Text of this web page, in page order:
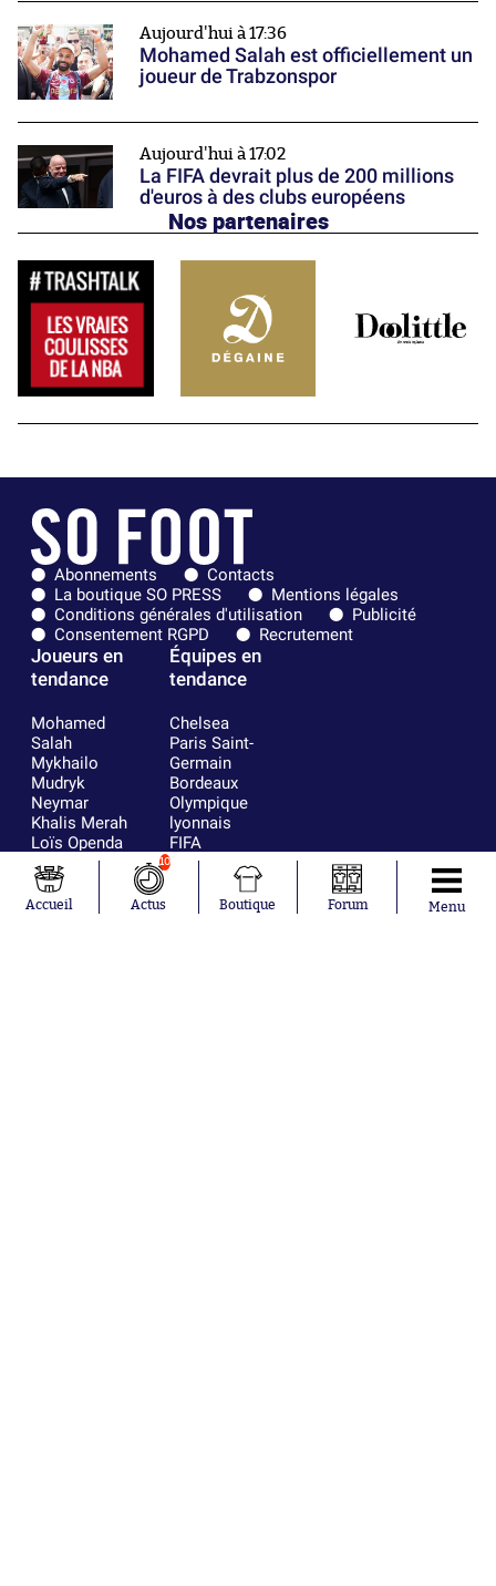
Aujourd'hui à 17:36
Mohamed Salah est officiellement un
joueur de Trabzonspor
Aujourd'hui à 17:02
La FIFA devrait plus de 200 millions
d'euros à des clubs européens
Nos partenaires
Abonnements
Contacts
La boutique SO PRESS
Mentions légales
Conditions générales d'utilisation
Publicité
Consentement RGPD
Recrutement
Joueurs en
tendance
Mohamed
Salah
Mykhailo
Mudryk
Neymar
Khalis Merah
Loïs Openda
Moussa
Niakhaté
Nicolás
Équipes en
tendance
Chelsea
Paris Saint-
Germain
Bordeaux
Olympique
lyonnais
FIFA
Real Madrid
RC Strasbourg
AC Milan
Accueil
10
Actus Boutique Forum Menu